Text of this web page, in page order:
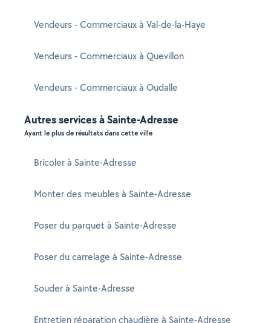
Vendeurs - Commerciaux à Val-de-la-Haye
Vendeurs - Commerciaux à Quevillon
Vendeurs - Commerciaux à Oudalle
Autres services à Sainte-Adresse
Ayant le plus de résultats dans cette ville
Bricoler à Sainte-Adresse
Monter des meubles à Sainte-Adresse
Poser du parquet à Sainte-Adresse
Poser du carrelage à Sainte-Adresse
Souder à Sainte-Adresse
Entretien réparation chaudière à Sainte-Adresse